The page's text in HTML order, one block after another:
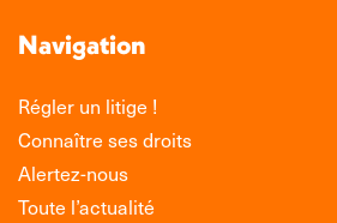
Navigation
Régler un litige !
Connaître ses droits
Alertez-nous
Toute l’actualité